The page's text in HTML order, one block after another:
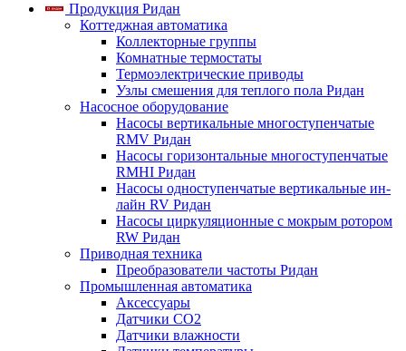
Продукция Ридан
Коттеджная автоматика
Коллекторные группы
Комнатные термостаты
Термоэлектрические приводы
Узлы смешения для теплого пола Ридан
Насосное оборудование
Насосы вертикальные многоступенчатые
RMV Ридан
Насосы горизонтальные многоступенчатые
RMHI Ридан
Насосы одноступенчатые вертикальные ин-
лайн RV Ридан
Насосы циркуляционные с мокрым ротором
RW Ридан
Приводная техника
Преобразователи частоты Ридан
Промышленная автоматика
Аксессуары
Датчики CO2
Датчики влажности